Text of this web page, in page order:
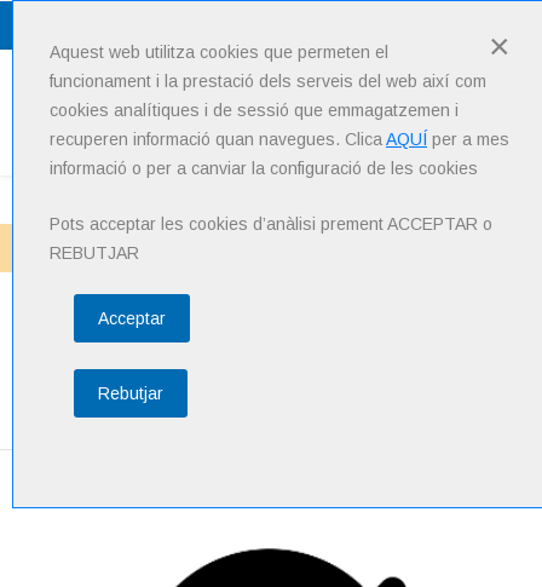
×
Aquest web utilitza cookies que permeten el
funcionament i la prestació dels serveis del web així com
cookies analítiques i de sessió que emmagatzemen i
recuperen informació quan navegues. Clica AQUÍ per a mes
informació o per a canviar la configuració de les cookies
Pots acceptar les cookies d’anàlisi prement ACCEPTAR o
REBUTJAR
Acceptar
Rebutjar
Inici Noticies
Actualització del Segell
WMA: Noves possibilitats